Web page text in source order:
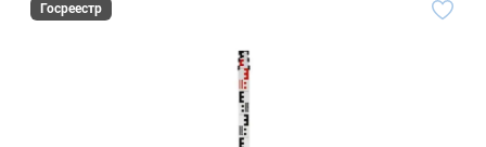
Госреестр